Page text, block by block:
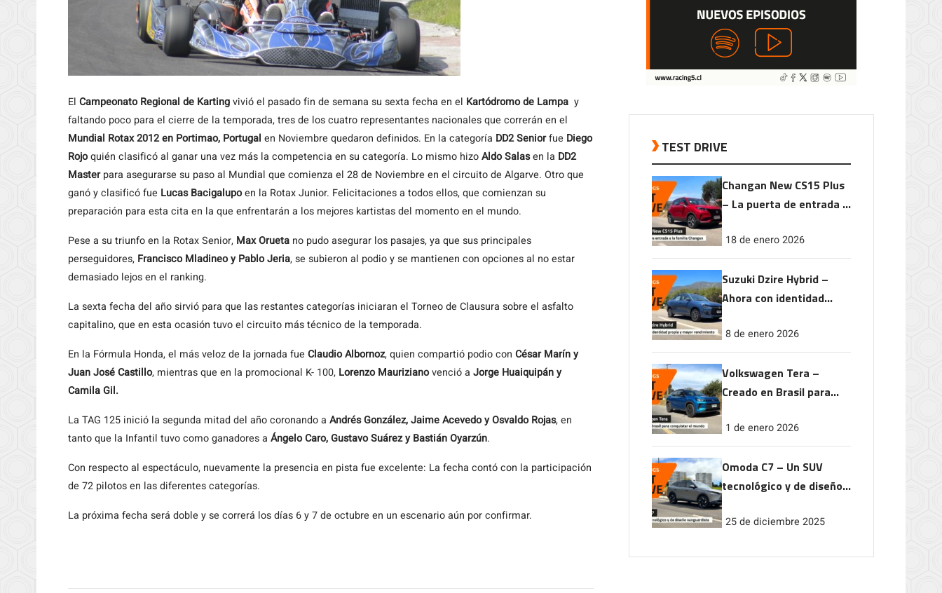
El Campeonato Regional de Kartingvivió el pasado fin de semana su sexta fecha en el Kartódromo de Lampa y
faltando poco para el cierre de la temporada, tres de los cuatro representantes nacionales que correrán en el
Mundial Rotax 2012 en Portimao, Portugal en Noviembre quedaron definidos. En la categoría DD2 Seniorfue Diego
Rojoquién clasificó al ganar una vez más la competencia en su categoría. Lo mismo hizoAldo Salasen la DD2
Masterpara asegurarse su paso al Mundial que comienza el 28 de Noviembre en el circuito de Algarve. Otro que
ganó y clasificó fue Lucas Bacigalupoen la Rotax Junior. Felicitaciones a todos ellos, que comienzan su
preparación para esta cita en la que enfrentarán a los mejores kartistas del momento en el mundo.
Pese a su triunfo en la Rotax Senior, Max Orueta no pudo asegurar los pasajes, ya que sus principales
perseguidores, Francisco Mladineo y Pablo Jeria, se subieron al podio y se mantienen con opciones al no estar
demasiado lejos en el ranking.
La sexta fecha del año sirvió para que las restantes categorías iniciaran el Torneo de Clausura sobre el asfalto
capitalino, que en esta ocasión tuvo el circuito más técnico de la temporada.
En la Fórmula Honda, el más veloz de la jornada fue Claudio Albornoz, quien compartió podio con César Marín y
Juan José Castillo, mientras que en la promocional K- 100, Lorenzo Maurizianovenció a Jorge Huaiquipán y
Camila Gil.
La TAG 125 inició la segunda mitad del año coronando a Andrés González, Jaime Acevedo y Osvaldo Rojas, en
tanto que la Infantil tuvo como ganadores a Ángelo Caro, Gustavo Suárez y Bastián Oyarzún.
Con respecto al espectáculo, nuevamente la presencia en pista fue excelente: La fecha contó con la participación
de 72 pilotos en las diferentes categorías.
La próxima fecha será doble y se correrá los días 6 y 7 de octubre en un escenario aún por confirmar.
TEST DRIVE
Changan New CS15 Plus
– La puerta de entrada a
18 de enero 2026
Suzuki Dzire Hybrid –
Ahora con identidad
rendimiento
8 de enero 2026
Volkswagen Tera –
Creado en Brasil para
1 de enero 2026
Omoda C7 – Un SUV
tecnológico y de diseño
25 de diciembre 2025